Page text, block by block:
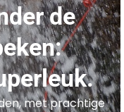
de
met prachtige